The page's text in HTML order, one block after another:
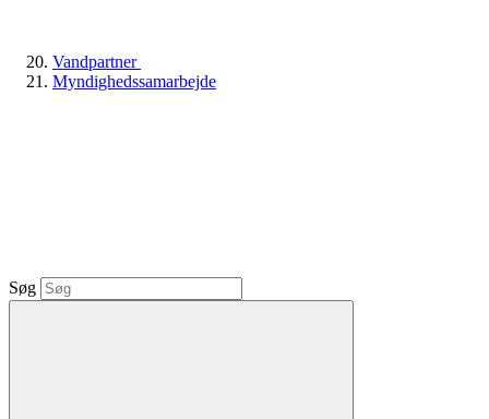
Vandpartner
Myndighedssamarbejde
Søg